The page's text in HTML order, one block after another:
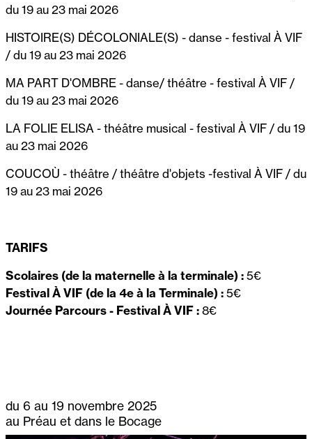
du 19 au 23 mai 2026
HISTOIRE(S) DÉCOLONIALE(S) - danse - festival À VIF
/ du 19 au 23 mai 2026
MA PART D'OMBRE - danse/ théâtre - festival À VIF /
du 19 au 23 mai 2026
LA FOLIE ELISA - théâtre musical - festival À VIF / du 19
au 23 mai 2026
COUCOÙ - théâtre / théâtre d'objets -festival À VIF / du
19 au 23 mai 2026
TARIFS
Scolaires (de la maternelle à la terminale) :5€
Festival À VIF (de la 4e à la Terminale) :5€
Journée Parcours - Festival À VIF :8€
du 6 au 19 novembre 2025
au Préau et dans le Bocage